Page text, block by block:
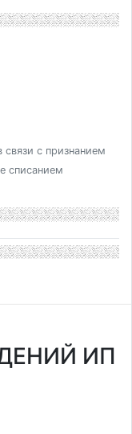
связи с признанием
списанием
ИП